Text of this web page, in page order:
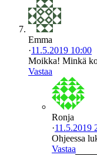
Emma
·11.5.2019 10:00
Moikka! Minkä
Vastaa
Ronja
·11.5.2019
Ohjeessa
Vastaa